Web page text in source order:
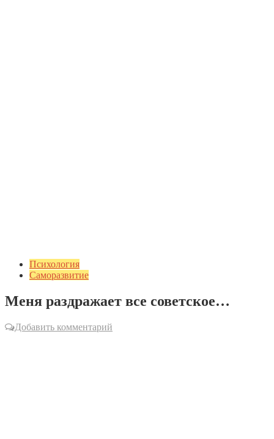
Психология
Саморазвитие
Меня раздражает все советское…
Добавить комментарий